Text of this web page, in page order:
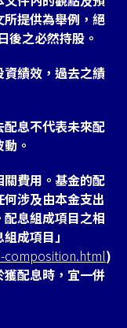
提供為舉例，絕
後之必然持股。
績效，過去之績
息不代表未來配
。
費用。基金的配
涉及由本金支出
息組成項目之相
成項目」
)
配息時，宜一併